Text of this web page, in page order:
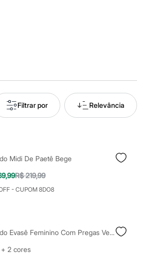
Filtrar por Relevância
Midi De Paetê Bege
R$ 219,99
- CUPOM 8DO8
Vestido Evasê Feminino Com Pregas Vermelho
+ 2 cores